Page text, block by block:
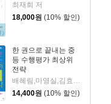
최재희 저
18,000원 (10% 할인)
한 권으로 끝내는 중
등 수행평가 최상위
전략
배혜림,마영실,김효정,송숙영,송민규,윤지선 저
14,400원 (10% 할인)